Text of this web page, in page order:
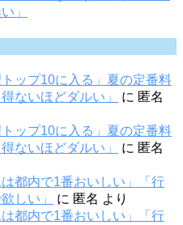
」
ップ10に入る」夏の定番料
ないほどダルい」
に 匿名
ップ10に入る」夏の定番料
ないほどダルい」
に 匿名
都内で1番おいしい」「行
しい」
に 匿名 より
都内で1番おいしい」「行